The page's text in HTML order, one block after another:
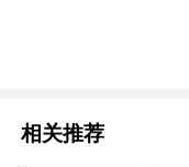
相关推荐